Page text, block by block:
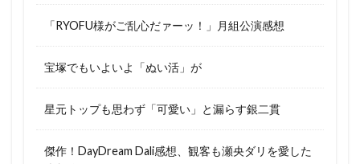
「RYOFU様がご乱心だァーッ！」月組公演感想
宝塚でもいよいよ「ぬい活」が
星元トップも思わず「可愛い」と漏らす銀二貫
傑作！DayDream Dali感想、観客も瀬央ダリを愛した